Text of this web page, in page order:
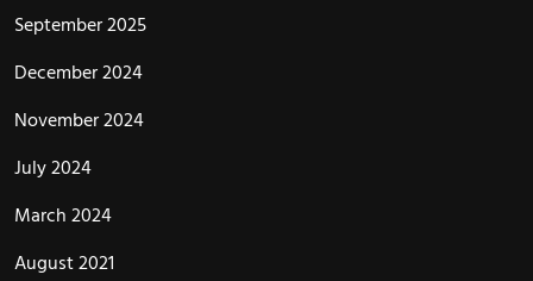
September 2025
December 2024
November 2024
July 2024
March 2024
August 2021